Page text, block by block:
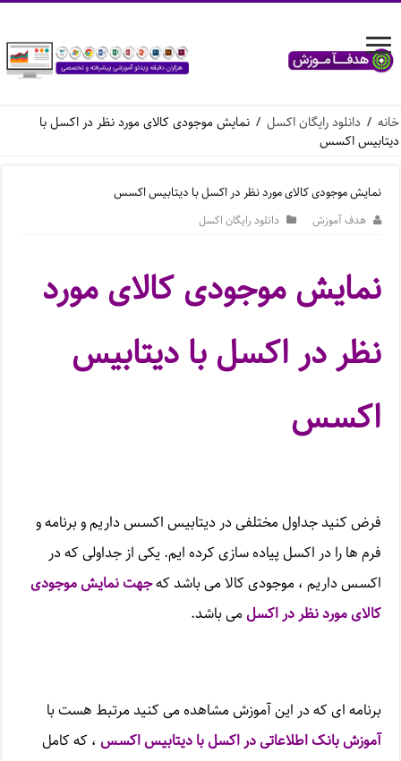
خانه / دانلود رایگان اکسل / نمایش موجودی کالای مورد نظر در اکسل با
دیتابیس اکسس
نمایش موجودی کالای مورد نظر در اکسل با دیتابیس اکسس
هدف آموزش دانلود رایگان اکسل
نمایش موجودی کالای مورد
نظر در اکسل با دیتابیس
اکسس
فرض کنید جداول مختلفی در دیتابیس اکسس داریم و برنامه و
فرم ها را در اکسل پیاده سازی کرده ایم. یکی از جداولی که در
اکسس داریم ، موجودی کالا می باشد کهجهت نمایش موجودی
کالای مورد نظر در اکسلمی باشد.
برنامه ای که در این آموزش مشاهده می کنید مرتبط هست با
آموزش بانک اطلاعاتی در اکسل با دیتابیس اکسس ، که کامل